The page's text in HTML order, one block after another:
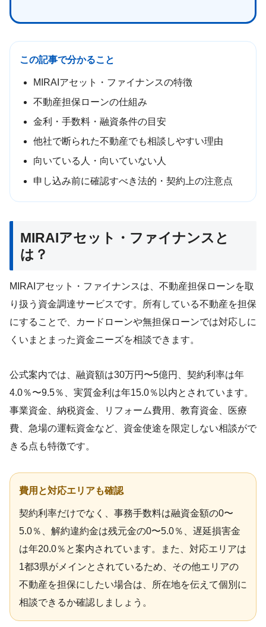
この記事で分かること
MIRAIアセット・ファイナンスの特徴
不動産担保ローンの仕組み
金利・手数料・融資条件の目安
他社で断られた不動産でも相談しやすい理由
向いている人・向いていない人
申し込み前に確認すべき法的・契約上の注意点
MIRAIアセット・ファイナンスと
は？
MIRAIアセット・ファイナンスは、不動産担保ローンを取
り扱う資金調達サービスです。所有している不動産を担保
にすることで、カードローンや無担保ローンでは対応しに
くいまとまった資金ニーズを相談できます。
公式案内では、融資額は30万円〜5億円、契約利率は年
4.0％〜9.5％、実質金利は年15.0％以内とされています。
事業資金、納税資金、リフォーム費用、教育資金、医療
費、急場の運転資金など、資金使途を限定しない相談がで
きる点も特徴です。
費用と対応エリアも確認
契約利率だけでなく、事務手数料は融資金額の0〜
5.0％、解約違約金は残元金の0〜5.0％、遅延損害金
は年20.0％と案内されています。また、対応エリアは
1都3県がメインとされているため、その他エリアの
不動産を担保にしたい場合は、所在地を伝えて個別に
相談できるか確認しましょう。